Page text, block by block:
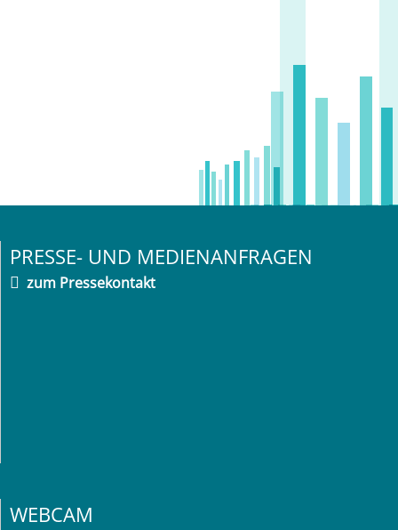
PRESSE- UND MEDIENANFRAGEN
zum Pressekontakt
WEBCAM